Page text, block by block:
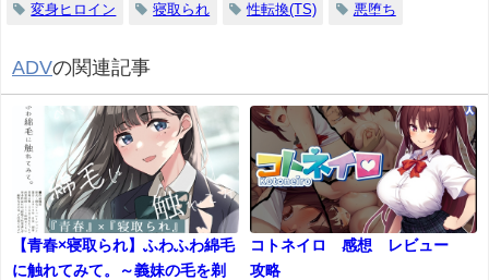
変身ヒロイン 寝取られ 性転換(TS) 悪堕ち
ADVの関連記事
【青春×寝取られ】ふわふわ綿毛
に触れてみて。～義妹の毛を剃
コトネイロ 感想 レビュー
攻略